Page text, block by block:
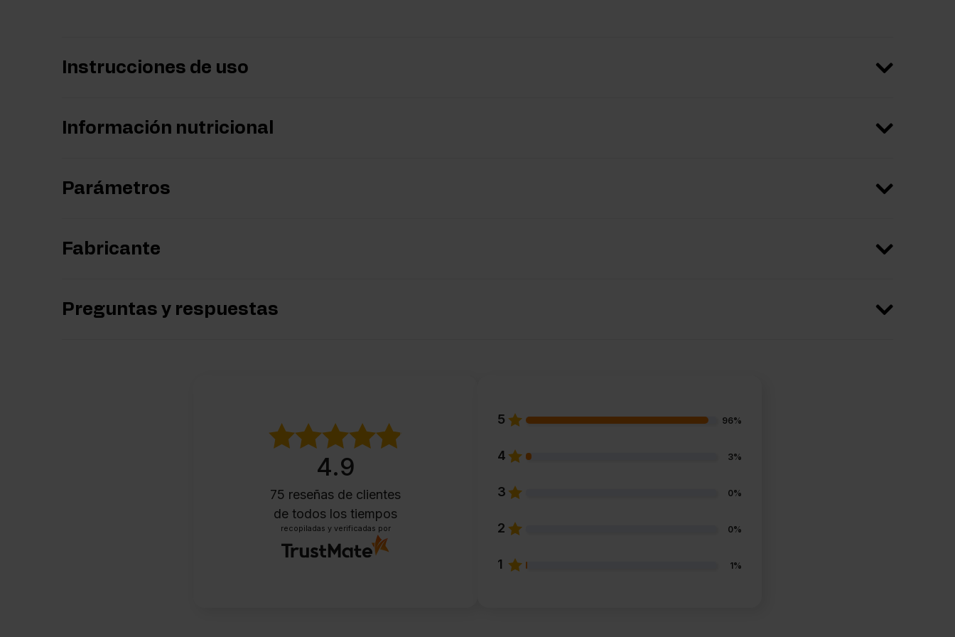
Instrucciones de uso
Información nutricional
Parámetros
Fabricante
Preguntas y respuestas
4.9
75 reseñas de clientes
de todos los tiempos
recopiladas y verificadas por
5 96%
4 3%
3 0%
2 0%
1 1%